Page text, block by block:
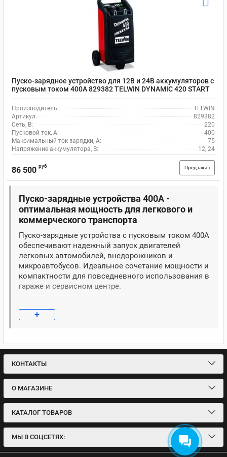
Пуско-зарядное устройство для 12В и 24В аккумуляторов с
пусковым током 400А 829382 TELWIN DYNAMIC 420 START
Производитель:
TELWIN
Артикул:
829382
Сеть, В:
220
Пусковой ток, A:
400
Максимальный ток зарядки, А:
75
Напряжение аккумулятора, В:
12, 24
86 500 руб Предзаказ
Пуско-зарядные устройства 400А -
оптимальная мощность для легкового и
коммерческого транспорта
Пуско-зарядные устройства с пусковым током 400А
обеспечивают надежный запуск двигателей
легковых автомобилей, внедорожников и
микроавтобусов. Идеальное сочетание мощности и
компактности для повседневного использования в
гараже и сервисном центре.
Сбалансированная мощность и
функциональность для ваших задач
эффективной работы с большинством типов
транспортных средств и аккумуляторов.
Оптимальный пусковой ток: Мощности 400А
достаточно для уверенного запуска бензиновых и
дизельных двигателей объемом до 4-5 литров
Универсальность применения: Подходят для
легковых автомобилей, внедорожников,
микроавтобусов и малого коммерческого
: Небольшие габариты
и вес позволяют легко хранить и транспортировать
+
КОНТАКТЫ
О МАГАЗИНЕ
КАТАЛОГ ТОВАРОВ
МЫ В СОЦСЕТЯХ: